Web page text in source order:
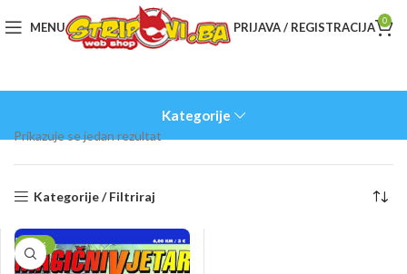
MENU PRIJAVA / REGISTRACIJA 0
Kategorije
Prikazuje se jedan rezultat
Kategorije / Filtriraj
-50%